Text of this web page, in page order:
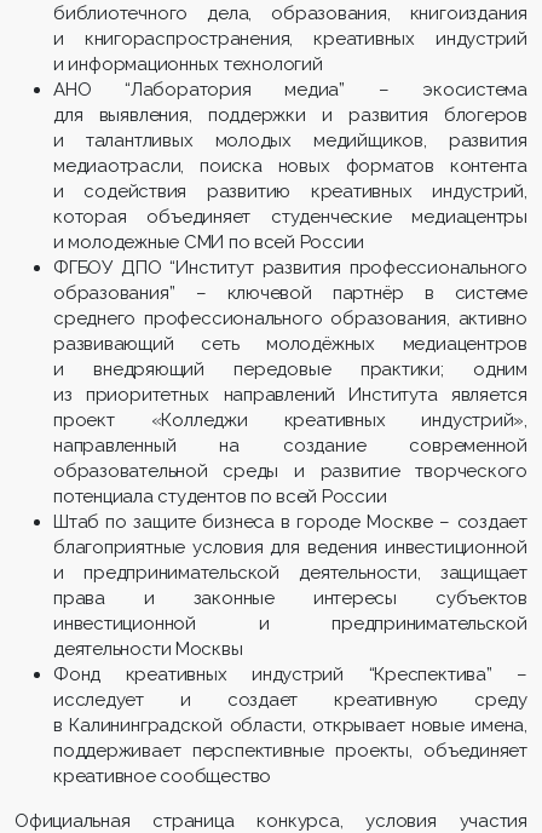
библиотечного дела, образования, книгоиздания
и книгораспространения, креативных индустрий
и информационных технологий
АНО “Лаборатория медиа” – экосистема
для выявления, поддержки и развития блогеров
и талантливых молодых медийщиков, развития
медиаотрасли, поиска новых форматов контента
и содействия развитию креативных индустрий,
которая объединяет студенческие медиацентры
и молодежные СМИ по всей России
ФГБОУ ДПО “Институт развития профессионального
образования” – ключевой партнёр в системе
среднего профессионального образования, активно
развивающий сеть молодёжных медиацентров
и внедряющий передовые практики; одним
из приоритетных направлений Института является
проект «Колледжи креативных индустрий»,
направленный на создание современной
образовательной среды и развитие творческого
потенциала студентов по всей России
Штаб по защите бизнеса в городе Москве – создает
благоприятные условия для ведения инвестиционной
и предпринимательской деятельности, защищает
права и законные интересы субъектов
инвестиционной и предпринимательской
деятельности Москвы
Фонд креативных индустрий “Креспектива” –
исследует и создает креативную среду
в Калининградской области, открывает новые имена,
поддерживает перспективные проекты, объединяет
креативное сообщество
Официальная страница конкурса, условия участия